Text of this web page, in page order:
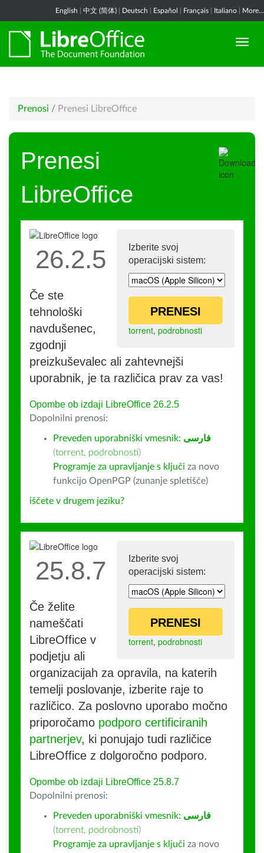
English 中文 (简体) Deutsch Español Français Italiano More...
Prenosi / Prenesi LibreOffice
Prenesi
LibreOffice
Izberite svoj
operacijski sistem:
PRENESI
torrent, podrobnosti
26.2.5
Če ste
tehnološki
navdušenec,
zgodnji
preizkuševalec ali zahtevnejši
uporabnik, je ta različica prav za vas!
Opombe ob izdaji LibreOffice 26.2.5
Dopolnilni prenosi:
Preveden uporabniški vmesnik: فارسى
(torrent, podrobnosti)
Programje za upravljanje s ključi za novo
funkcijo OpenPGP (zunanje spletišče)
iščete v drugem jeziku?
Izberite svoj
operacijski sistem:
PRENESI
torrent, podrobnosti
25.8.7
Če želite
nameščati
LibreOffice v
podjetju ali
organizacijah za opravila, na katerih
temelji poslovanje, izberite raje to
različico. Za poslovno uporabo močno
priporočamo podporo certificiranih
partnerjev, ki ponujajo tudi različice
LibreOffice z dolgoročno podporo.
Opombe ob izdaji LibreOffice 25.8.7
Dopolnilni prenosi:
Preveden uporabniški vmesnik: فارسى
(torrent, podrobnosti)
Programje za upravljanje s ključi za novo